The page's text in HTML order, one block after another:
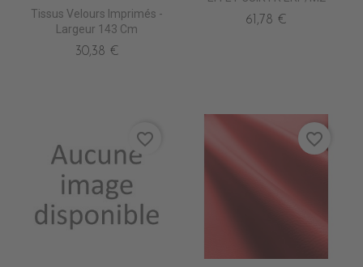
Tissus Velours Imprimés -
Largeur 143 Cm
30,38 €
61,78 €
favorite_border favorite_border